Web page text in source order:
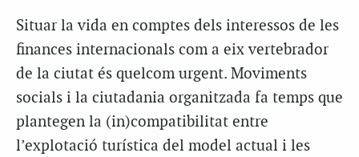
Situar la vida en comptes dels interessos de les
finances internacionals com a eix vertebrador
de la ciutat és quelcom urgent. Moviments
socials i la ciutadania organitzada fa temps que
plantegen la (in)compatibilitat entre
l’explotació turística del model actual i les